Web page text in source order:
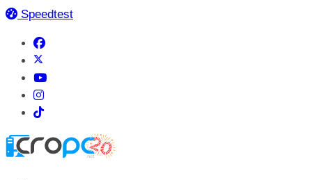
Speedtest